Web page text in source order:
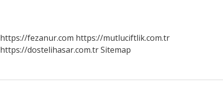
https://fezanur.com https://mutluciftlik.com.tr
https://dostelihasar.com.trSitemap